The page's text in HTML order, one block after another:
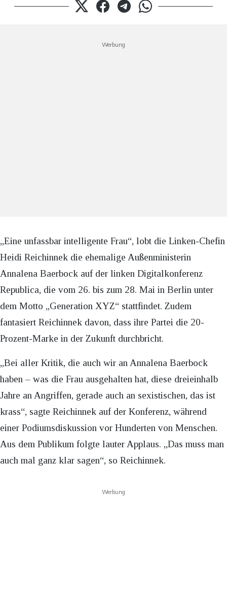
Werbung
„Eine unfassbar intelligente Frau“, lobt die Linken-Chefin
Heidi Reichinnek die ehemalige Außenministerin
Annalena Baerbock auf der linken Digitalkonferenz
Republica, die vom 26. bis zum 28. Mai in Berlin unter
dem Motto „Generation XYZ“ stattfindet. Zudem
fantasiert Reichinnek davon, dass ihre Partei die 20-
Prozent-Marke in der Zukunft durchbricht.
„Bei aller Kritik, die auch wir an Annalena Baerbock
haben – was die Frau ausgehalten hat, diese dreieinhalb
Jahre an Angriffen, gerade auch an sexistischen, das ist
krass“, sagte Reichinnek auf der Konferenz, während
einer Podiumsdiskussion vor Hunderten von Menschen.
Aus dem Publikum folgte lauter Applaus. „Das muss man
auch mal ganz klar sagen“, so Reichinnek.
Werbung